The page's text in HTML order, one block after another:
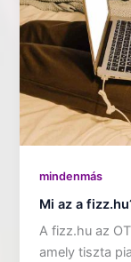
mindenmás
Mi az a
A fizz.hu az
amely tiszta